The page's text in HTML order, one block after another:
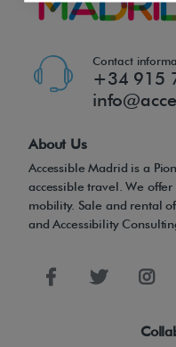
Contact
+34 915
About Us
Accessible Madrid is a
accessible travel. We
mobility. Sale and rental
and Accessibility